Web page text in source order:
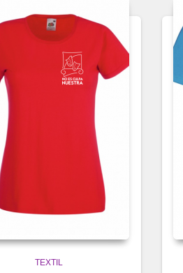
TEXTIL